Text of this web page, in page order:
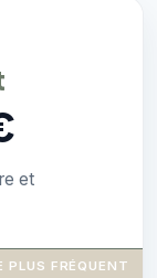
et
PLUS FRÉQUENT